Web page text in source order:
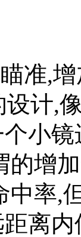
准,
设计,
小
的增
中率,
离内